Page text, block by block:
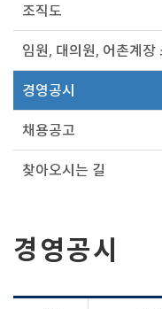
조직도
임원, 대의원, 어촌계장
경영공시
채용공고
찾아오시는 길
경영공시